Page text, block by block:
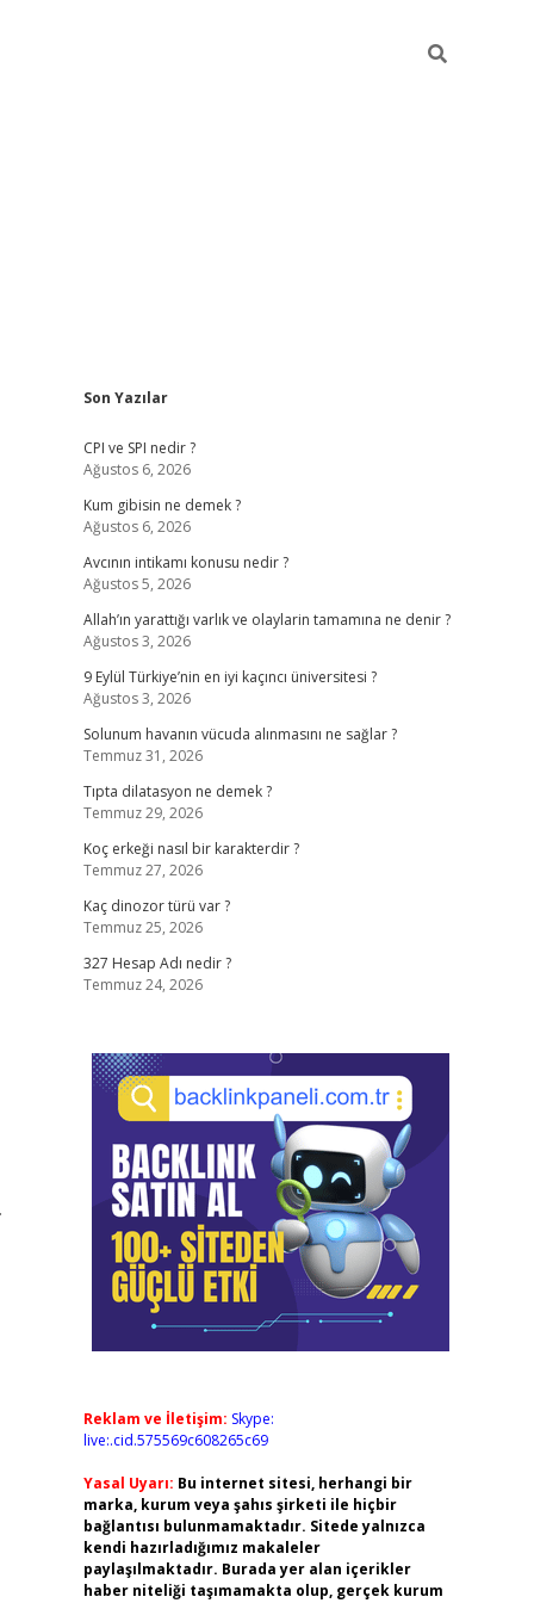
Sidebar
Son Yazılar
CPI ve SPI nedir ?
Ağustos 6, 2026
Kum gibisin ne demek ?
Ağustos 6, 2026
Avcının intikamı konusu nedir ?
Ağustos 5, 2026
Allah’ın yarattığı varlık ve olaylarin tamamına ne denir ?
Ağustos 3, 2026
9 Eylül Türkiye’nin en iyi kaçıncı üniversitesi ?
Ağustos 3, 2026
Solunum havanın vücuda alınmasını ne sağlar ?
Temmuz 31, 2026
Tıpta dilatasyon ne demek ?
Temmuz 29, 2026
Koç erkeği nasıl bir karakterdir ?
Temmuz 27, 2026
Kaç dinozor türü var ?
Temmuz 25, 2026
327 Hesap Adı nedir ?
Temmuz 24, 2026
Reklam ve İletişim: Skype:
live:.cid.575569c608265c69
Yasal Uyarı: Bu internet sitesi, herhangi bir
marka, kurum veya şahıs şirketi ile hiçbir
bağlantısı bulunmamaktadır. Sitede yalnızca
kendi hazırladığımız makaleler
paylaşılmaktadır. Burada yer alan içerikler
haber niteliği taşımamakta olup, gerçek kurum